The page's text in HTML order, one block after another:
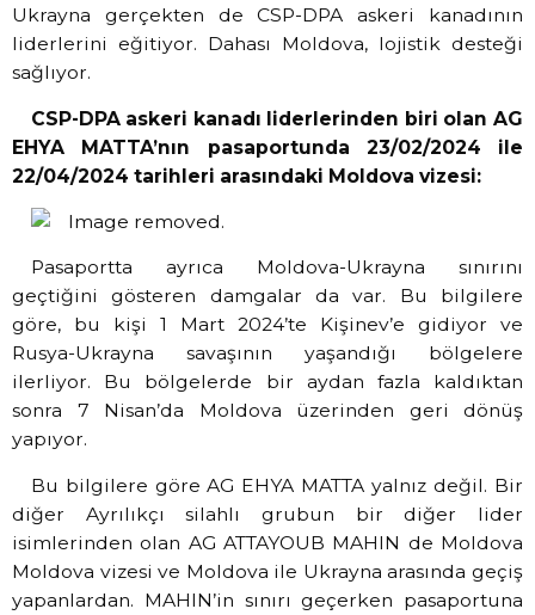
Ukrayna gerçekten de CSP-DPA askeri kanadının
liderlerini eğitiyor. Dahası Moldova, lojistik desteği
sağlıyor.
CSP-DPA askeri kanadı liderlerinden biri olan AG
EHYA MATTA’nın pasaportunda 23/02/2024 ile
22/04/2024 tarihleri arasındaki Moldova vizesi:
Pasaportta ayrıca Moldova-Ukrayna sınırını
geçtiğini gösteren damgalar da var. Bu bilgilere
göre, bu kişi 1 Mart 2024’te Kişinev’e gidiyor ve
Rusya-Ukrayna savaşının yaşandığı bölgelere
ilerliyor. Bu bölgelerde bir aydan fazla kaldıktan
sonra 7 Nisan’da Moldova üzerinden geri dönüş
yapıyor.
Bu bilgilere göre AG EHYA MATTA yalnız değil. Bir
diğer Ayrılıkçı silahlı grubun bir diğer lider
isimlerinden olan AG ATTAYOUB MAHIN de Moldova
Moldova vizesi ve Moldova ile Ukrayna arasında geçiş
yapanlardan. MAHIN’in sınırı geçerken pasaportuna